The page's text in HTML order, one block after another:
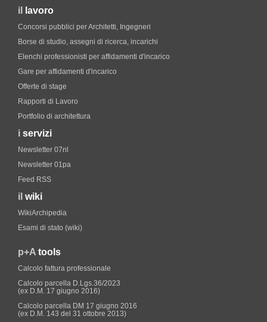
il lavoro
Concorsi pubblici per Architetti, Ingegneri
Borse di studio, assegni di ricerca, incarichi
Elenchi professionisti per affidamenti d'incarico
Gare per affidamenti d'incarico
Offerte di stage
Rapporti di Lavoro
Portfolio di architettura
i servizi
Newsletter 07nl
Newsletter 01pa
Feed RSS
il wiki
WikiArchipedia
Esami di stato (wiki)
p+A tools
Calcolo fattura professionale
Calcolo parcella D.Lgs.36/2023
(ex D.M. 17 giugno 2016)
Calcolo parcella DM 17 giugno 2016
(ex D.M. 143 del 31 ottobre 2013)